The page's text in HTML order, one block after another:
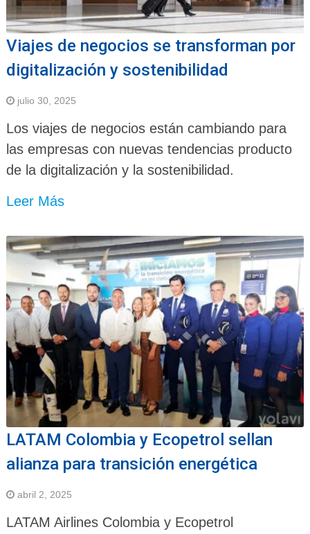
Viajes de negocios se transforman por
digitalización y sostenibilidad
julio 30, 2025
Los viajes de negocios están cambiando para
las empresas con nuevas tendencias producto
de la digitalización y la sostenibilidad.
Leer Más
LATAM Colombia y Ecopetrol sellan
alianza para transición energética
abril 2, 2025
LATAM Airlines Colombia y Ecopetrol